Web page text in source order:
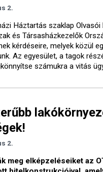
2.
Háztartás szaklap
és Társasházkezelők
kérdéseire, melyek közül
Az egyesület, a tagok
számukra a vitás
2.
meg elképzeléseiket az